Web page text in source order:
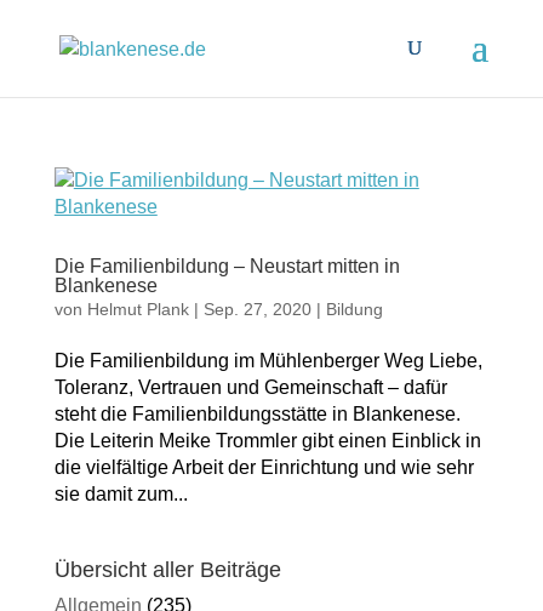
Die Familienbildung – Neustart mitten in
Blankenese
von Helmut Plank| Sep. 27, 2020| Bildung
Die Familienbildung im Mühlenberger Weg Liebe,
Toleranz, Vertrauen und Gemeinschaft – dafür
steht die Familienbildungsstätte in Blankenese.
Die Leiterin Meike Trommler gibt einen Einblick in
die vielfältige Arbeit der Einrichtung und wie sehr
sie damit zum...
Übersicht aller Beiträge
Allgemein (235)